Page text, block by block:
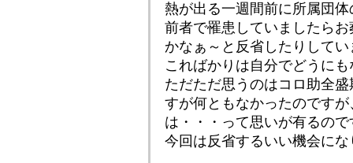
熱が出る一週間前に所属団
前者で罹患していましたら
かなぁ～と反省したりしてい
こればかりは自分でどうに
ただただ思うのはコロ助全
すが何ともなかったのです
は・・・って思いが有るので
今回は反省するいい機会に